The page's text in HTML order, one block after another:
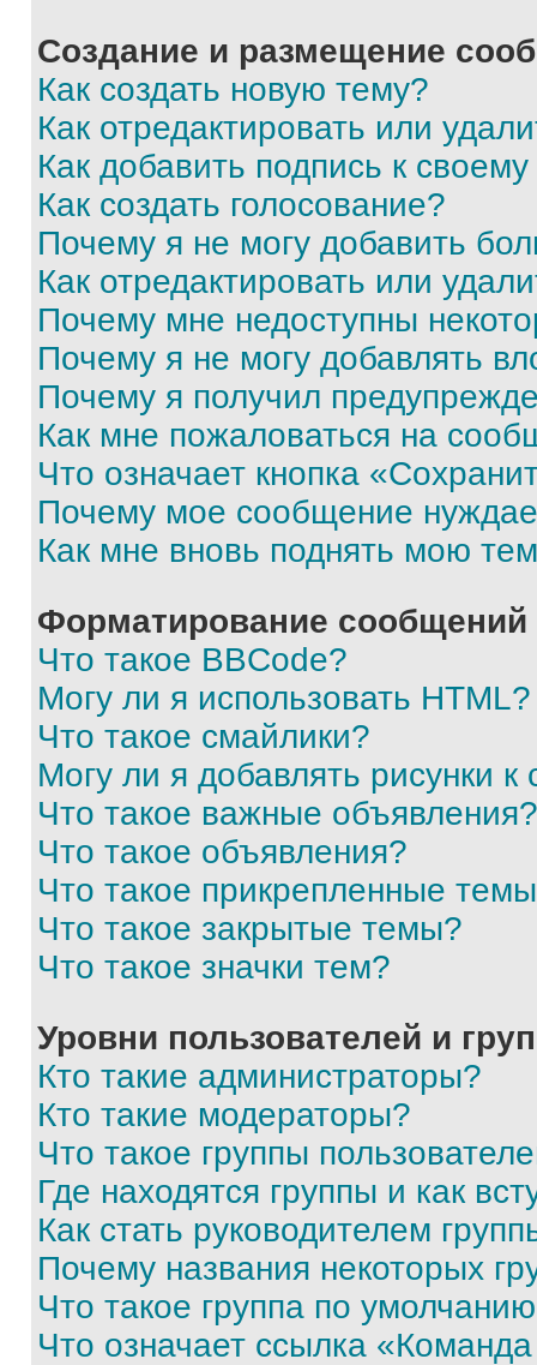
Создание и размещение
Как создать новую тему?
Как отредактировать или
Как добавить подпись к
Как создать голосование?
Почему я не могу добавить
Как отредактировать или
Почему мне недоступны
Почему я не могу добавлять
Почему я получил
Как мне пожаловаться на
Что означает кнопка
Почему мое сообщение
Как мне вновь поднять мою
Форматирование
Что такое BBCode?
Могу ли я использовать HTML?
Что такое смайлики?
Могу ли я добавлять рисунки
Что такое важные объявления?
Что такое объявления?
Что такое прикрепленные
Что такое закрытые темы?
Что такое значки тем?
Уровни пользователей и
Кто такие администраторы?
Кто такие модераторы?
Что такое группы
Где находятся группы и как
Как стать руководителем
Почему названия некоторых
Что такое группа по
Что означает ссылка